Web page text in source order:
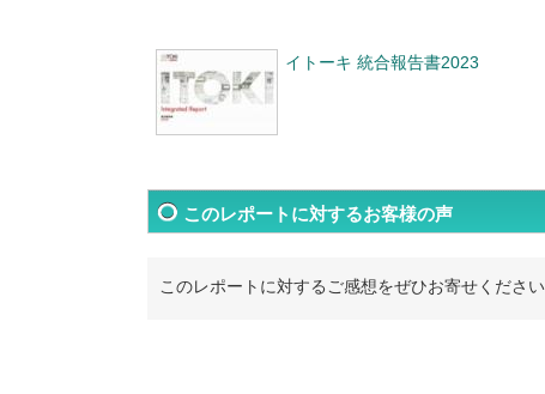
イトーキ 統合報告書2023
このレポートに対するお客様の声
このレポートに対するご感想をぜひお寄せください